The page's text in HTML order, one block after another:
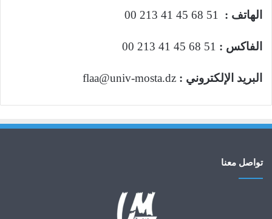
الهاتف :
الفاكس :
البريد الإلكتروني :
تواصل معنا